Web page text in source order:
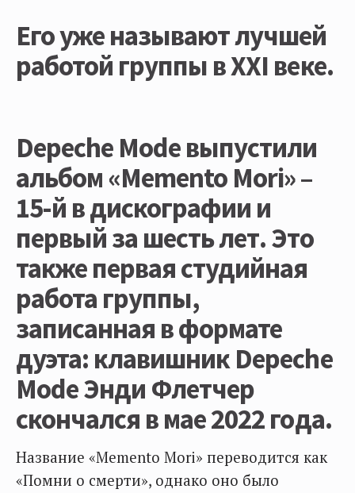
Его уже называют лучшей
работой группы в XXI веке.
Depeche Mode выпустили
альбом «Memento Mori» –
15-й в дискографии и
первый за шесть лет. Это
также первая студийная
работа группы,
записанная в формате
дуэта: клавишник Depeche
Mode Энди Флетчер
скончался в мае 2022 года.
Название «Memento Mori» переводится как
«Помни о смерти», однако оно было